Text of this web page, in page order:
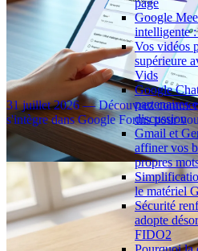
page
Google
intelligente
Vos vidéos
supérieure
Vids
Google
partenaires
discussion
Gmail et
affiner vos
propres
le matériel
Sécurité
adopte
FIDO2
Créez des quiz en un clin d'œil
Forms
31 juillet 2026 — Découvrez
s'intègre dans Google Forms pour
⏱️ 2 min